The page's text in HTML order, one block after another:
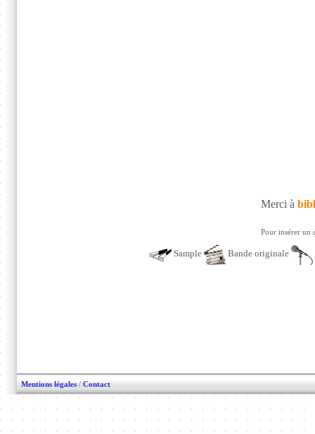
Merci à
Pour insérer un
Sample Bande originale
Mentions légales / Contact